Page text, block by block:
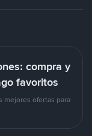
compra y
favoritos
mejores ofertas para